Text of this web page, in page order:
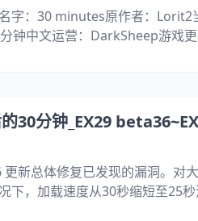
字：30 minutes原作者：
钟中文运营：DarkSheep游戏
新机制。忍者将获得特殊专精
30分钟_EX29
更新总体修复已发现的漏洞。对
下，加载速度从30秒缩短至25
场比赛的严重漏洞。例如，在